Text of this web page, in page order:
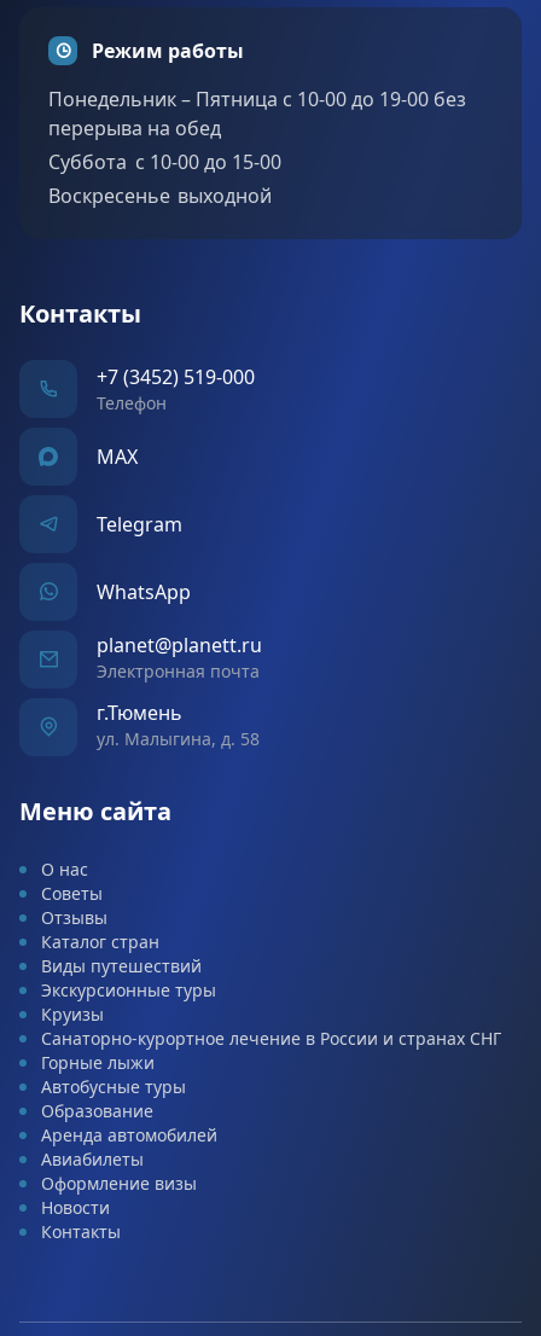
Режим работы
Понедельник – Пятница с 10-00 до 19-00 без
перерыва на обед
Суббота c 10-00 до 15-00
Воскресенье выходной
Контакты
+7 (3452) 519-000
Телефон
MAX
Telegram
WhatsApp
planet@planett.ru
Электронная почта
г.Тюмень
ул. Малыгина, д. 58
Меню сайта
О нас
Советы
Отзывы
Каталог стран
Виды путешествий
Экскурсионные туры
Круизы
Санаторно-курортное лечение в России и странах СНГ
Горные лыжи
Автобусные туры
Образование
Аренда автомобилей
Авиабилеты
Оформление визы
Новости
Контакты